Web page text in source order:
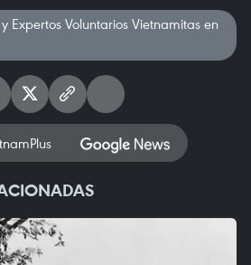
Expertos Voluntarios Vietnamitas en